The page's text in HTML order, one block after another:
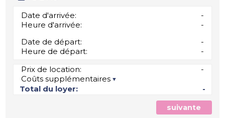
Date d'arrivée:
-
Heure d'arrivée:
-
Date de départ:
-
Heure de départ:
-
Prix de location:
-
Coûts supplémentaires
Total du loyer:
-
suivante